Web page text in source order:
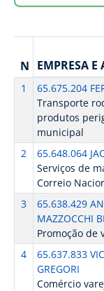
N EMPRESA E
1
65.675.204
Transporte
produtos
municipal
2
65.648.064
Serviços de
Correio
3
65.638.429
MAZZOCCHI
Promoção de
4
65.637.833
GREGORI
Comércio